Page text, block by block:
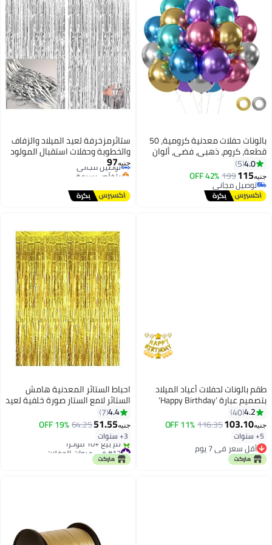
بالونات حفلات معدنية كرومية، 50
قطعة، كروم، ذهبي، فضي، ألوان
متنوعة، دائرية، لاتكس، مملوءة
بالهيليوم/الهواء، مثالية لأعياد
الميلاد، وحفلات استقبال المولود،
وحفلات الزفاف، للجنسين، لجميع
الأعمار
4.0
5
جنيه115
199
42% OFF
توصيل مجاني
توصيل مجاني
ستائرمزخرفة لعيد الميلاد والزفاف
والخطوبة وحفلات استقبال المولود
الجديد وحفلات عيد الزواج عدد
(فضي).
جنيه97
توصيل مجاني
بتخلّص بسرعة
توصيل مجاني
طقم بالونات لحفلات أعياد الميلاد
بتصميم عبارة ‘Happy Birthday‘
مكون من 25 قطعة 25x3x15سم
4.2
40
جنيه103.10
116.35
11% OFF
5+ سنوات
أقل سعر في 7 يوم
أقل سعر في 7 يوم
احباط الستائر المعدنية هامش
الستائر لامع الستار صورة خلفية لعيد
الميلاد عيد ميلاد حزب الزفاف ديكور
1x2 متر
4.4
7
جنيه51.55
64.25
19% OFF
3+ سنوات
#12 في عبوات الحفلات
أقل سعر في 30 يوم
تم بيع +10 مؤخرًا